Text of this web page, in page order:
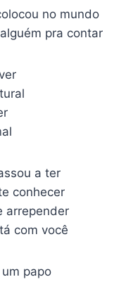
no mundo
pra contar
a ter
conhecer
arrepender
com você
papo